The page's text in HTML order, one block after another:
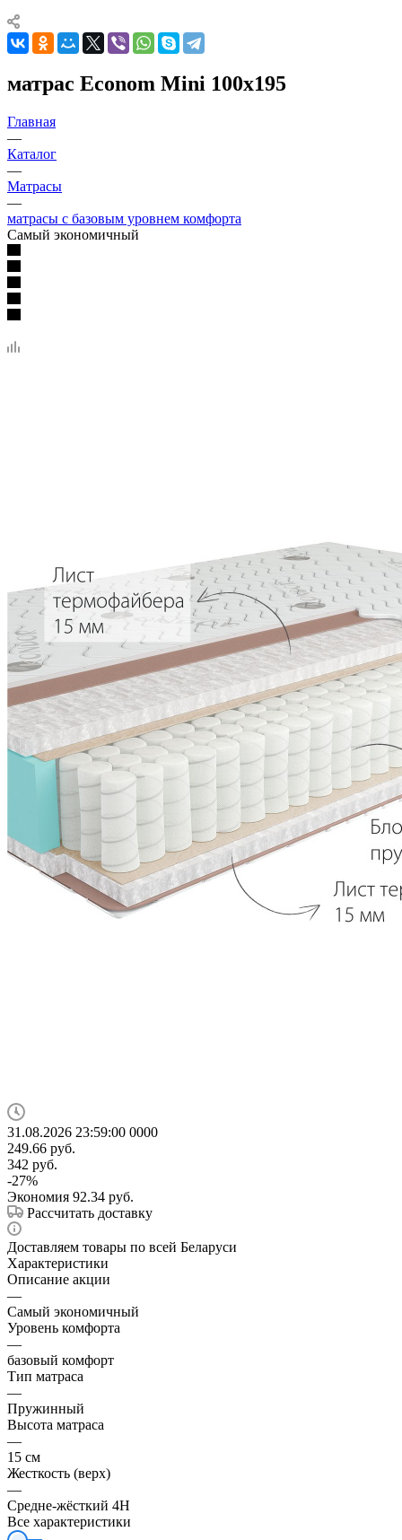
матрас Econom Mini 100x195
Главная
—
Каталог
—
Матрасы
—
матрасы с базовым уровнем комфорта
Самый экономичный
31.08.2026 23:59:00 0000
249.66 руб.
342 руб.
-27%
Экономия 92.34 руб.
Рассчитать доставку
Доставляем товары по всей Беларуси
Характеристики
Описание акции
—
Самый экономичный
Уровень комфорта
—
базовый комфорт
Тип матраса
—
Пружинный
Высота матраса
—
15 см
Жесткость (верх)
—
Средне-жёсткий 4H
Все характеристики